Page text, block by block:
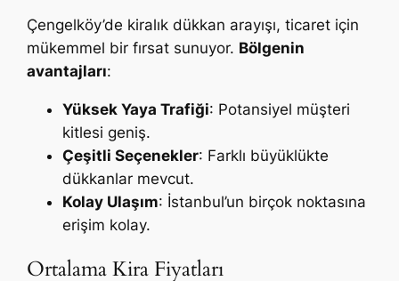
Çengelköy’de kiralık dükkan arayışı, ticaret için
mükemmel bir fırsat sunuyor. Bölgenin
avantajları:
Yüksek Yaya Trafiği: Potansiyel müşteri
kitlesi geniş.
Çeşitli Seçenekler: Farklı büyüklükte
dükkanlar mevcut.
Kolay Ulaşım: İstanbul’un birçok noktasına
erişim kolay.
Ortalama Kira Fiyatları